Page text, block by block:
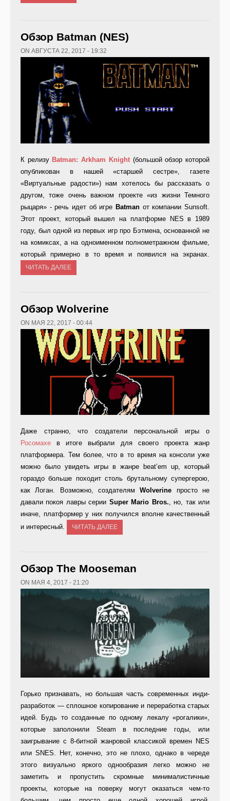
Обзор Batman (NES)
ON АВГУСТА 22, 2017 - 19:32
К релизу Batman:Arkham Knight(большой обзор которой
опубликован в нашей «старшей сестре», газете
«Виртуальные радости») нам хотелось бы рассказать о
другом, тоже очень важном проекте «из жизни Темного
рыцаря» - речь идет об игре Batman от компании Sunsoft.
Этот проект, который вышел на платформе NES в 1989
году, был одной из первых игр про Бэтмена, основанной не
на комиксах, а на одноименном полнометражном фильме,
который примерно в то время и появился на экранах.
ЧИТАТЬ ДАЛЕЕ
Обзор Wolverine
ON МАЯ 22, 2017 - 00:44
Даже странно, что создатели персональной игры о
Росомахе в итоге выбрали для своего проекта жанр
платформера. Тем более, что в то время на консоли уже
можно было увидеть игры в жанре beat’em up, который
гораздо больше походит столь брутальному супергерою,
как Логан. Возможно, создателямWolverine просто не
давали покоя лавры серии Super Mario Bros., но, так или
иначе, платформер у них получился вполне качественный
и интересный.
ЧИТАТЬ ДАЛЕЕ
Обзор The Mooseman
ON МАЯ 4, 2017 - 21:20
Горько признавать, но большая часть современных инди-
разработок — сплошное копирование и переработка старых
идей. Будь то созданные по одному лекалу «рогалики»,
которые заполонили Steam в последние годы, или
заигрывание с 8-битной жанровой классикой времен NES
или SNES. Нет, конечно, это не плохо, однако в череде
этого визуально яркого однообразия легко можно не
заметить и пропустить скромные минималистичные
проекты, которые на поверку могут оказаться чем-то